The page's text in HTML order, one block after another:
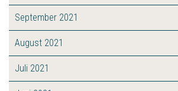
September 2021
August 2021
Juli 2021